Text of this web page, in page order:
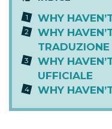
WHY
WHY
TRADUZIONE
WHY
UFFICIALE
WHY